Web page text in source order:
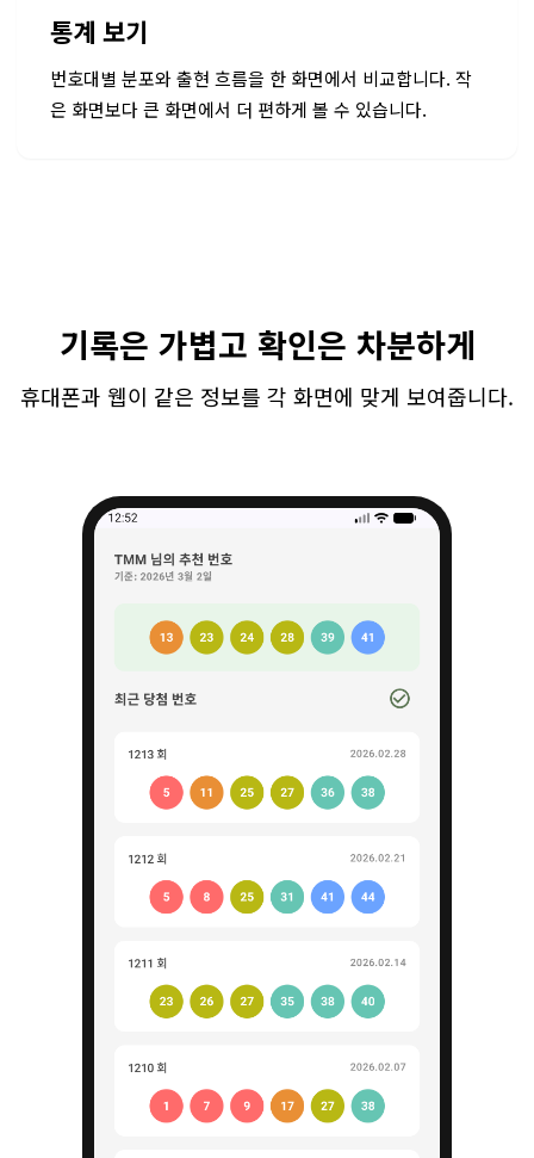
통계 보기
번호대별 분포와 출현 흐름을 한 화면에서 비교합니다. 작
은 화면보다 큰 화면에서 더 편하게 볼 수 있습니다.
기록은 가볍고 확인은 차분하게
휴대폰과 웹이 같은 정보를 각 화면에 맞게 보여줍니다.